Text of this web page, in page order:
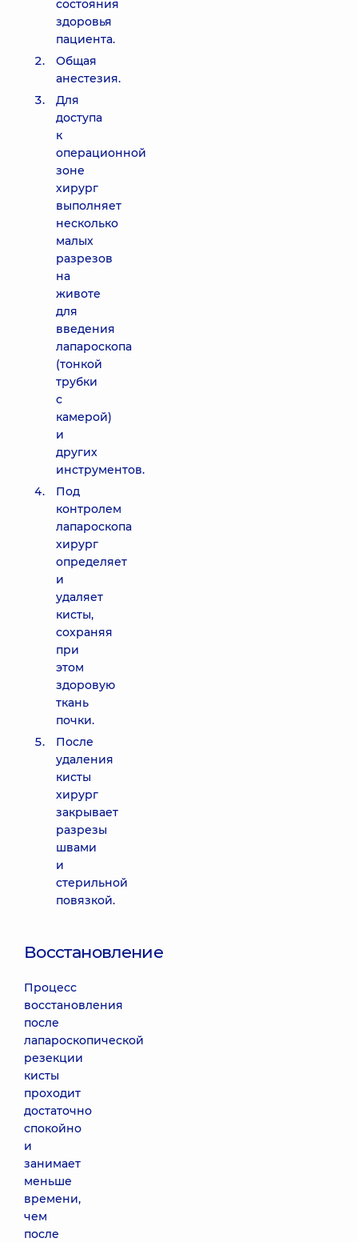
состояния
здоровья
пациента.
Общая
анестезия.
Для
доступа
к
операционной
зоне
хирург
выполняет
несколько
малых
разрезов
на
животе
для
введения
лапароскопа
(тонкой
трубки
с
камерой)
и
других
инструментов.
Под
контролем
лапароскопа
хирург
определяет
и
удаляет
кисты,
сохраняя
при
этом
здоровую
ткань
почки.
После
удаления
кисты
хирург
закрывает
разрезы
швами
и
стерильной
повязкой.
Восстановление
Процесс
восстановления
после
лапароскопической
резекции
кисты
проходит
достаточно
спокойно
и
занимает
меньше
времени,
чем
после